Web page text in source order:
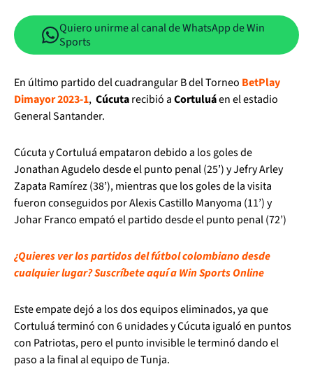
Quiero unirme al canal de WhatsApp de Win
Sports
En último partido del cuadrangular B del Torneo BetPlay
Dimayor 2023-1, Cúcutarecibió aCortuluáen el estadio
General Santander.
Cúcuta y Cortuluá empataron debido a los goles de
Jonathan Agudelo desde el punto penal (25’) y Jefry Arley
Zapata Ramírez (38’), mientras que los goles de la visita
fueron conseguidos por Alexis Castillo Manyoma (11’) y
Johar Franco empató el partido desde el punto penal (72’)
¿Quieres ver los partidos del fútbol colombiano desde
cualquier lugar? Suscríbete aquí a Win Sports Online
Este empate dejó a los dos equipos eliminados, ya que
Cortuluá terminó con 6 unidades y Cúcuta igualó en puntos
con Patriotas, pero el punto invisible le terminó dando el
paso a la final al equipo de Tunja.